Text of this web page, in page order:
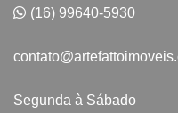
(16) 99640-5930
Segunda à Sábado